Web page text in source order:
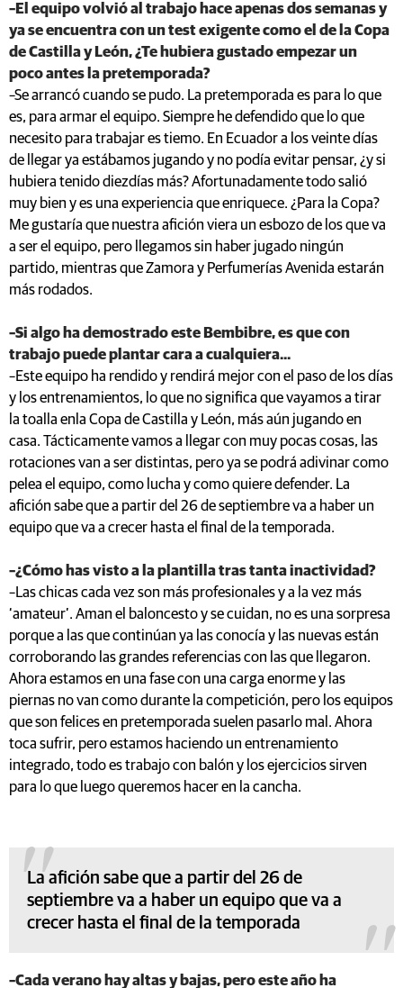
–El equipo volvió al trabajo hace apenas dos semanas y
ya se encuentra con un test exigente como el de la Copa
de Castilla y León, ¿Te hubiera gustado empezar un
poco antes la pretemporada?
–Se arrancó cuando se pudo. La pretemporada es para lo que
es, para armar el equipo. Siempre he defendido que lo que
necesito para trabajar es tiemo. En Ecuador a los veinte días
de llegar ya estábamos jugando y no podía evitar pensar, ¿y si
hubiera tenido diezdías más? Afortunadamente todo salió
muy bien y es una experiencia que enriquece. ¿Para la Copa?
Me gustaría que nuestra afición viera un esbozo de los que va
a ser el equipo, pero llegamos sin haber jugado ningún
partido, mientras que Zamora y Perfumerías Avenida estarán
más rodados.
–Si algo ha demostrado este Bembibre, es que con
trabajo puede plantar cara a cualquiera...
–Este equipo ha rendido y rendirá mejor con el paso de los días
y los entrenamientos, lo que no significa que vayamos a tirar
la toalla enla Copa de Castilla y León, más aún jugando en
casa. Tácticamente vamos a llegar con muy pocas cosas, las
rotaciones van a ser distintas, pero ya se podrá adivinar como
pelea el equipo, como lucha y como quiere defender. La
afición sabe que a partir del 26 de septiembre va a haber un
equipo que va a crecer hasta el final de la temporada.
–¿Cómo has visto a la plantilla tras tanta inactividad?
–Las chicas cada vez son más profesionales y a la vez más
‘amateur’. Aman el baloncesto y se cuidan, no es una sorpresa
porque a las que continúan ya las conocía y las nuevas están
corroborando las grandes referencias con las que llegaron.
Ahora estamos en una fase con una carga enorme y las
piernas no van como durante la competición, pero los equipos
que son felices en pretemporada suelen pasarlo mal. Ahora
toca sufrir, pero estamos haciendo un entrenamiento
integrado, todo es trabajo con balón y los ejercicios sirven
para lo que luego queremos hacer en la cancha.
La afición sabe que a partir del 26 de
septiembre va a haber un equipo que va a
crecer hasta el final de la temporada
–Cada verano hay altas y bajas, pero este año ha